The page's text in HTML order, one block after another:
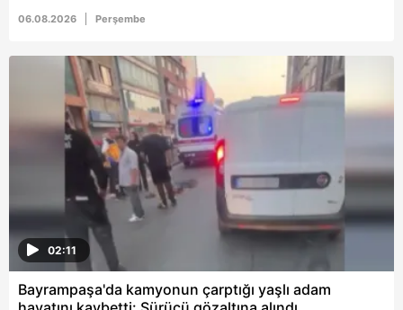
06.08.2026 Perşembe
02:11
Bayrampaşa'da kamyonun çarptığı yaşlı adam